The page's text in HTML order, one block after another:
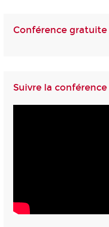
Conférence gratuite
Suivre la